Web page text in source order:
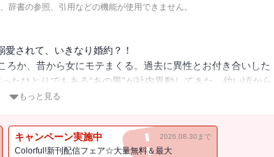
書の参照、引用などの機能が使用できません。
されて、いきなり婚約？！
か、昔から女にモテまくる。過去に異性とお付き合いした
たひとりでもある“あの男”が社内異動してきた。幼い頃から
していた。だから当然この男にも女として見られていない、
もっと見る
キャンペーン実施中 2026.08.30まで
Colorful!新刊配信フェア☆大量無料＆最大